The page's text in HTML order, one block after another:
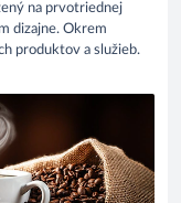
na prvotriednej
dizajne. Okrem
produktov a služieb.